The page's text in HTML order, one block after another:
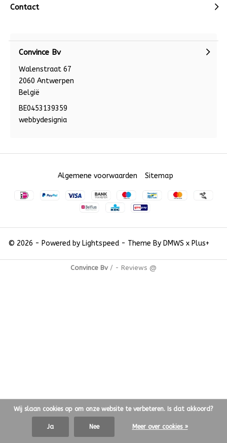
Contact
Convince Bv
Walenstraat 67
2060 Antwerpen
België
BE0453139359
webbydesignia
© 2026 - Powered by Lightspeed- Theme By DMWS x Plus+
Algemene voorwaarden Sitemap
Convince Bv/ - Reviews @
Wij slaan cookies op om onze website te verbeteren. Is dat akkoord?
Ja Nee Meer over cookies »